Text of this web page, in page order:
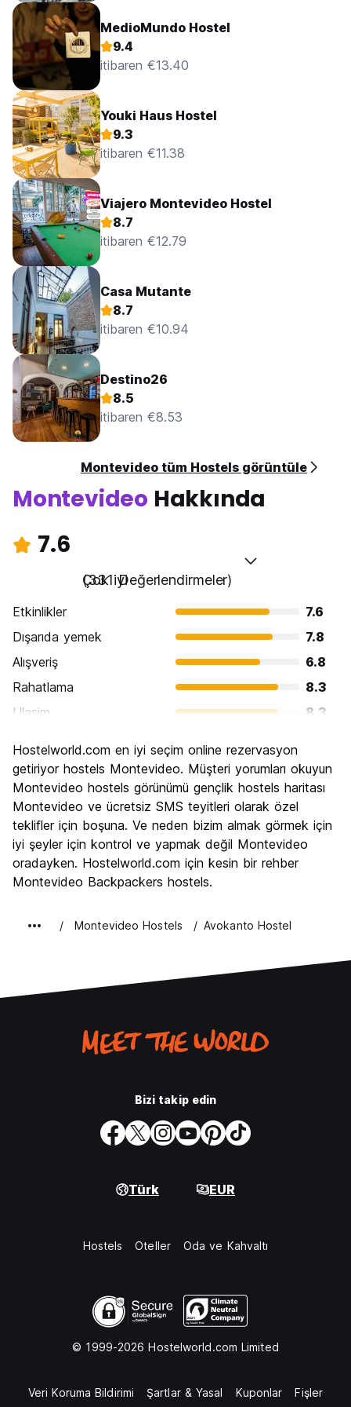
MedioMundo Hostel
9.4
itibaren €13.40
Youki Haus Hostel
9.3
itibaren €11.38
Viajero Montevideo Hostel
8.7
itibaren €12.79
Casa Mutante
8.7
itibaren €10.94
Destino26
8.5
itibaren €8.53
Montevideo tüm Hostels görüntüle
Montevideo Hakkında
7.6
Çok iyi
(331 Değerlendirmeler)
Etkinlikler
7.6
Dışarıda yemek
7.8
Alışveriş
6.8
Rahatlama
8.3
Ulasim
8.3
Kültür
8.4
Gece hayatı
6.9
Ekonomik
Hostelworld.com en iyi seçim online rezervasyon
getiriyor hostels Montevideo. Müşteri yorumları okuyun
Montevideo hostels görünümü gençlik hostels haritası
Montevideo ve ücretsiz SMS teyitleri olarak özel
teklifler için boşuna. Ve neden bizim almak görmek için
iyi şeyler için kontrol ve yapmak değil Montevideo
oradayken. Hostelworld.com için kesin bir rehber
Montevideo Backpackers hostels.
Montevideo Hostels Avokanto Hostel
Bizi takip edin
Türk EUR
Hostels Oteller Oda ve Kahvaltı
© 1999-2026 Hostelworld.com Limited
Veri Koruma Bildirimi Şartlar & Yasal Kuponlar Fişler